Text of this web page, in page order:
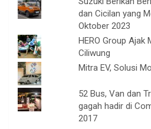
dan Cicilan yang
Oktober 2023
HERO Group Ajak
Ciliwung
Mitra EV, Solusi
52 Bus, Van dan
gagah hadir di
2017